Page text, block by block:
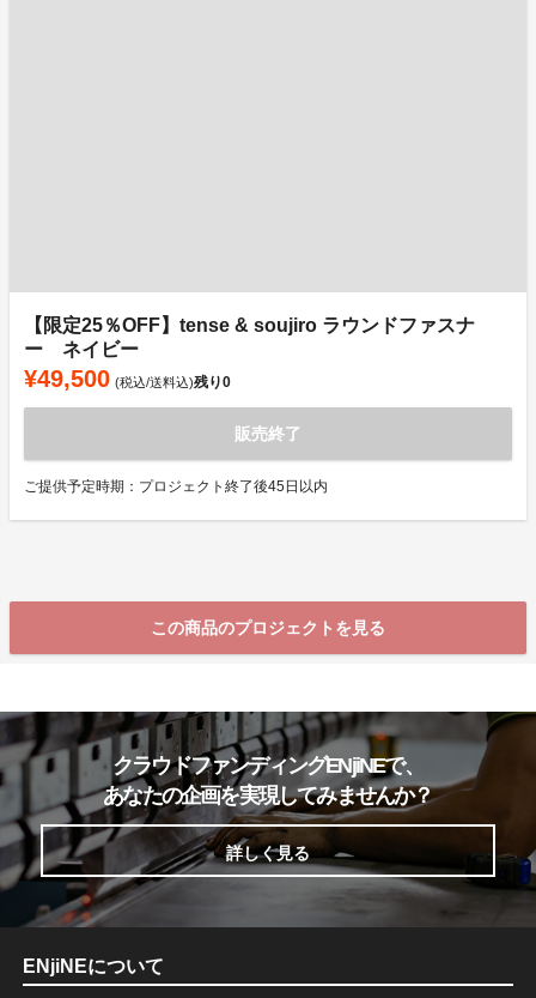
【限定25％OFF】tense & soujiro ラウンドファスナ
ー ネイビー
¥49,500 (税込/送料込)残り0
販売終了
ご提供予定時期：プロジェクト終了後45日以内
この商品のプロジェクトを見る
クラウドファンディングENjiNEで、
あなたの企画を実現してみませんか？
詳しく見る
ENjiNEについて